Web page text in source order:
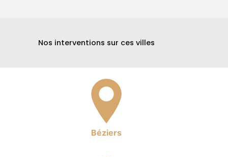
Nos interventions sur ces villes
Béziers